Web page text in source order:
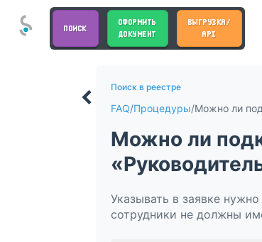
ПОИСК
ОФОРМИТЬ
ДОКУМЕНТ
ВЫГРУЗКА/
API
Поиск в реестре
FAQ/Процедуры/
Можно ли
Указывать в заявке
сотрудники не должны